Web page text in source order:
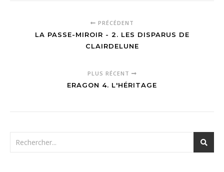
PRÉCÉDENT
LA PASSE-MIROIR - 2. LES DISPARUS DE
CLAIRDELUNE
PLUS RÉCENT
ERAGON 4. L'HÉRITAGE